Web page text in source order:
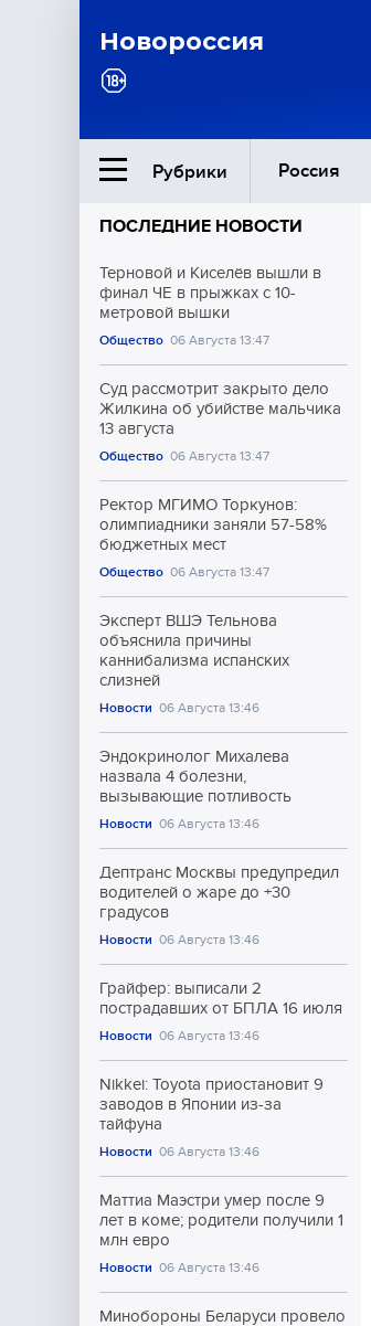
Новороссия
Рубрики Россия
Ближний Восток
Общество
Культура
ПОСЛЕДНИЕ НОВОСТИ
Терновой и Киселёв вышли в
финал ЧЕ в прыжках с 10-
метровой вышки
Общество 06 Августа 13:47
Суд рассмотрит закрыто дело
Жилкина об убийстве мальчика
13 августа
Общество 06 Августа 13:47
Ректор МГИМО Торкунов:
олимпиадники заняли 57-58%
бюджетных мест
Общество 06 Августа 13:47
Эксперт ВШЭ Тельнова
объяснила причины
каннибализма испанских
слизней
Новости 06 Августа 13:46
Эндокринолог Михалева
назвала 4 болезни,
вызывающие потливость
Новости 06 Августа 13:46
Дептранс Москвы предупредил
водителей о жаре до +30
градусов
Новости 06 Августа 13:46
Грайфер: выписали 2
пострадавших от БПЛА 16 июля
Новости 06 Августа 13:46
Nikkei: Toyota приостановит 9
заводов в Японии из-за
тайфуна
Новости 06 Августа 13:46
Маттиа Маэстри умер после 9
лет в коме; родители получили 1
млн евро
Новости 06 Августа 13:46
Минобороны Беларуси провело